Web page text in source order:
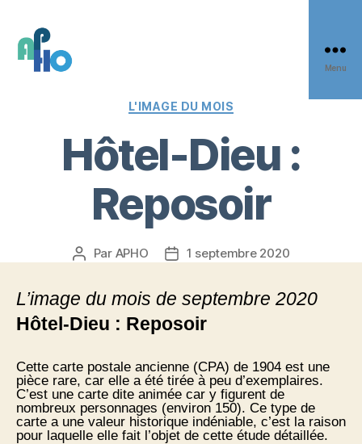
Menu
Catégories
L'IMAGE DU MOIS
Hôtel-Dieu :
Reposoir
Auteur
l’article
Par APHO
Date1 septembre 2020
L’image du mois de septembre 2020
Hôtel-Dieu : Reposoir
Cette carte postale ancienne (CPA) de 1904 est une
pièce rare, car elle a été tirée à peu d’exemplaires.
C’est une carte dite animée car y figurent de
nombreux personnages (environ 150). Ce type de
carte a une valeur historique indéniable, c’est la raison
pour laquelle elle fait l’objet de cette étude détaillée.